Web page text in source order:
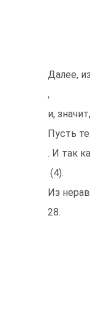
Далее,
,
и, значит,
Пусть
. И так
(4).
Из
28.